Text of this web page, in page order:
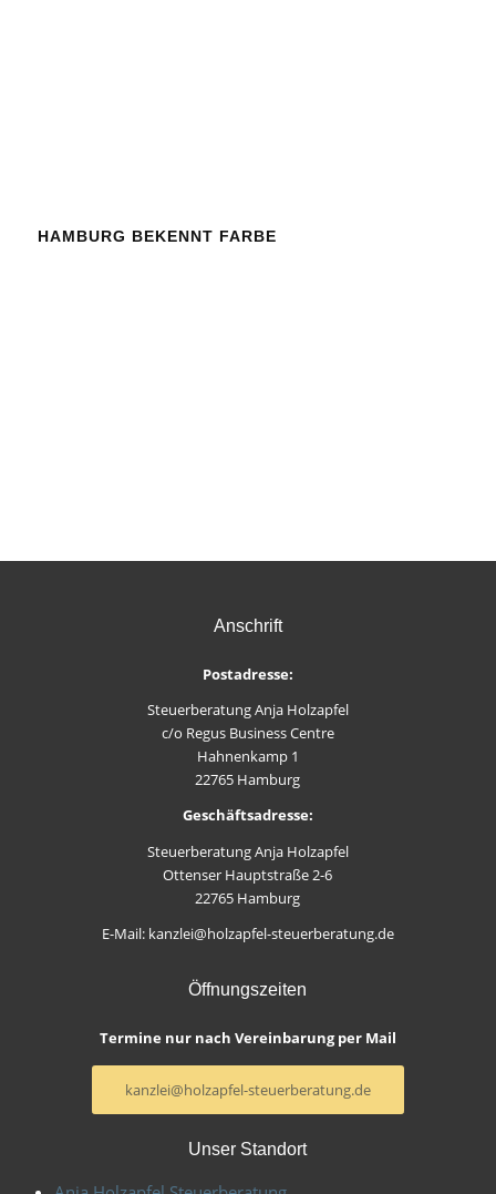
HAMBURG BEKENNT FARBE
Anschrift
Postadresse:
Steuerberatung Anja Holzapfel
c/o Regus Business Centre
Hahnenkamp 1
22765 Hamburg
Geschäftsadresse:
Steuerberatung Anja Holzapfel
Ottenser Hauptstraße 2-6
22765 Hamburg
E-Mail: kanzlei@holzapfel-steuerberatung.de
Öffnungszeiten
Termine nur nach Vereinbarung per Mail
kanzlei@holzapfel-steuerberatung.de
Unser Standort